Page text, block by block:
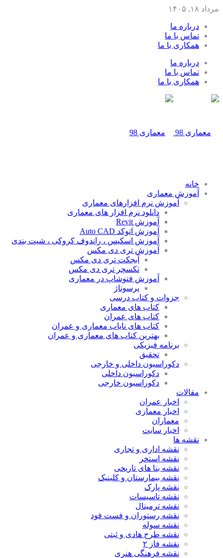
مرداد ۱۸, ۱۴۰۵
درباره ما
تماس با ما
همکاری با ما
درباره ما
تماس با ما
همکاری با ما
خانه
آموزش معماری
آموزش نرم افزارهای معماری
دانلود نرم افزار های معماری
آموزش Revit
آموزش اتوکد Auto CAD
آموزش اسکیس ، راندوف کروکی ، شیت بندی
آموزش تری دی مکس
آبجکت تری دی مکس
تکسچر تری دی مکس
آموزش فتوشاپ در معماری
پرسوناژ
جزوات و کتاب درسی
کتاب های معماری
کتاب های عمران
کتاب های نایاب معماری و عمران
بهترین کتاب های معماری و عمران
برنامه فیزیکی
تحقیق
دکوراسیون داخلی و خارجی
دکوراسیون داخلی
دکوراسیون خارجی
مقالات
اخبار عمران
اخبار معماری
معماران
اخبار سایت
نقشه ها
نقشه اداری و تجاری
نقشه استخر
نقشه بنا های تاریخی
نقشه بیمارستان و کلینیک
نقشه پارک
نقشه تاسیسات
نقشه ترمینال
نقشه رستوران و فست فود
نقشه سوله
نقشه طرح هادی و ثبتی
نقشه فاز ۲
نقشه فرهنگی هنری